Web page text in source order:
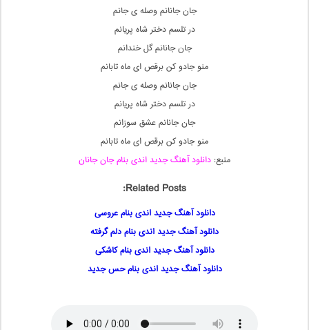
جان جانانم وصله ی جانم
در تلسم دختر شاه پریانم
جان جانانم گل خندانم
منو جادو کن برقص ای ماه تابانم
جان جانانم وصله ی جانم
در تلسم دختر شاه پریانم
جان جانانم عشق سوزانم
منو جادو کن برقص ای ماه تابانم
منبع: دانلود آهنگ جدید اندی بنام جان جانان
Related Posts:
دانلود آهنگ جدید اندی بنام عروسی
دانلود آهنگ جدید اندی بنام دلم گرفته
دانلود آهنگ جدید اندی بنام کاشکی
دانلود آهنگ جدید اندی بنام حس جدید